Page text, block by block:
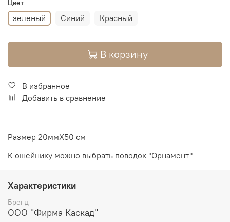
Цвет
зеленый Синий Красный
В корзину
В избранное
Добавить в сравнение
Размер 20ммХ50 см
К ошейнику можно выбрать поводок "Орнамент"
Характеристики
Бренд
ООО "Фирма Каскад"